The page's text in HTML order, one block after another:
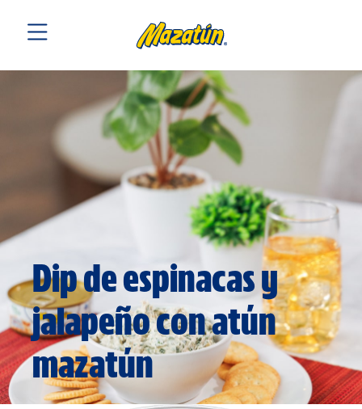
Dip de espinacas y
jalapeño con atún
mazatún